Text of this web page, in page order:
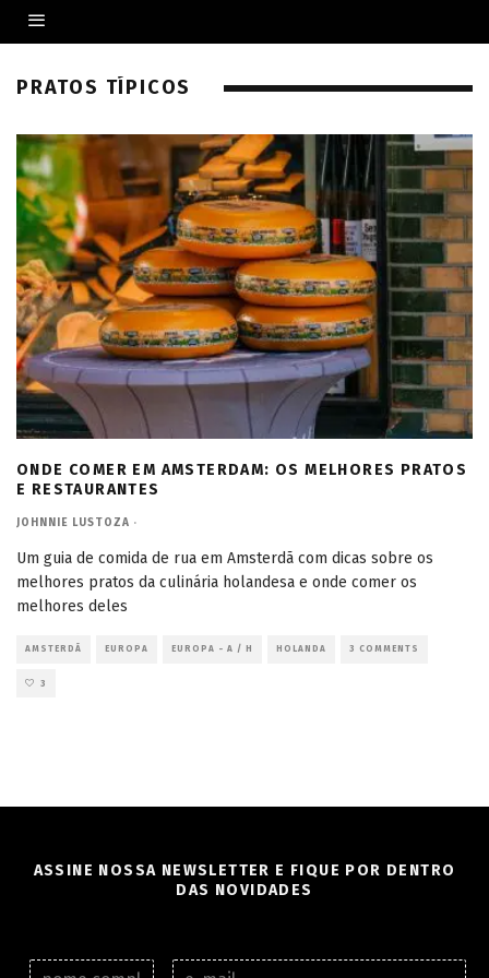
PRATOS TÍPICOS
ONDE COMER EM AMSTERDAM: OS MELHORES PRATOS
E RESTAURANTES
JOHNNIE LUSTOZA ·
Um guia de comida de rua em Amsterdã com dicas sobre os
melhores pratos da culinária holandesa e onde comer os
melhores deles
AMSTERDÃ EUROPA EUROPA - A / H HOLANDA 3 COMMENTS
3
ASSINE NOSSA NEWSLETTER E FIQUE POR DENTRO
DAS NOVIDADES
N